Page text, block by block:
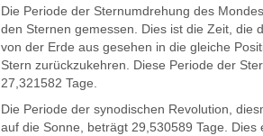
Die Periode der Sternumdrehung des
den Sternen gemessen. Dies ist die Zeit, die
von der Erde aus gesehen in die gleiche
Stern zurückzukehren. Diese Periode der
27,321582 Tage.
Die Periode der synodischen Revolution,
auf die Sonne, beträgt 29,530589 Tage. Dies